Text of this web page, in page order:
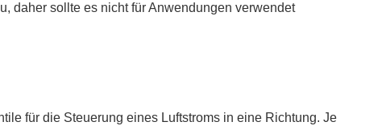
daher sollte es nicht für Anwendungen verwendet
für die Steuerung eines Luftstroms in eine Richtung. Je